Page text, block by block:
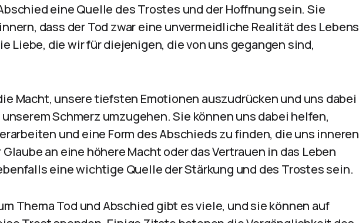
eine Quelle des Trostes und der Hoffnung sein. Sie
dass der Tod zwar eine unvermeidliche Realität des Lebens
Liebe, die wir für diejenigen, die von uns gegangen sind,
Macht, unsere tiefsten Emotionen auszudrücken und uns dabei
Schmerz umzugehen. Sie können uns dabei helfen,
und eine Form des Abschieds zu finden, die uns inneren
an eine höhere Macht oder das Vertrauen in das Leben
eine wichtige Quelle der Stärkung und des Trostes sein.
Thema Tod und Abschied gibt es viele, und sie können auf